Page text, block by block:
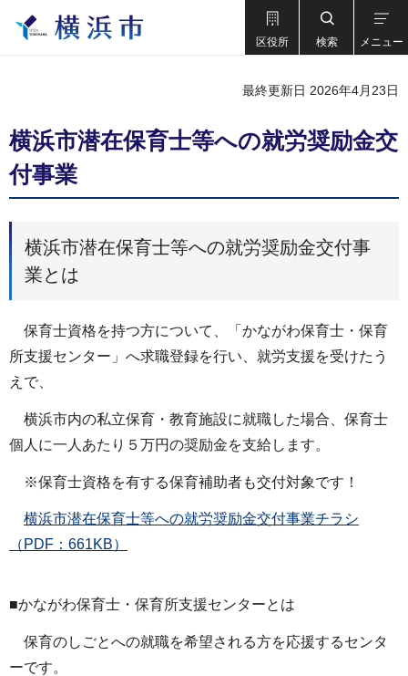
区役所 検索 メニュー
最終更新日 2026年4月23日
横浜市潜在保育士等への就労奨励金交
付事業
横浜市潜在保育士等への就労奨励金交付事
業とは
保育士資格を持つ方について、「かながわ保育士・保育
所支援センター」へ求職登録を行い、就労支援を受けたう
えで、
横浜市内の私立保育・教育施設に就職した場合、保育士
個人に一人あたり５万円の奨励金を支給します。
※保育士資格を有する保育補助者も交付対象です！
横浜市潜在保育士等への就労奨励金交付事業チラシ
（PDF：661KB）
■かながわ保育士・保育所支援センターとは
保育のしごとへの就職を希望される方を応援するセンタ
ーです。